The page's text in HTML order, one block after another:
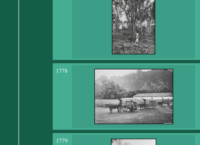
1778
1779